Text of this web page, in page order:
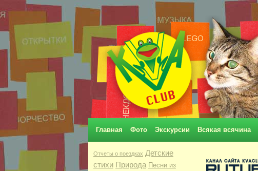
Главная Фото Экскурсии Всякая всячина
Отчеты о поездках Детские
стихи Природа Песни из